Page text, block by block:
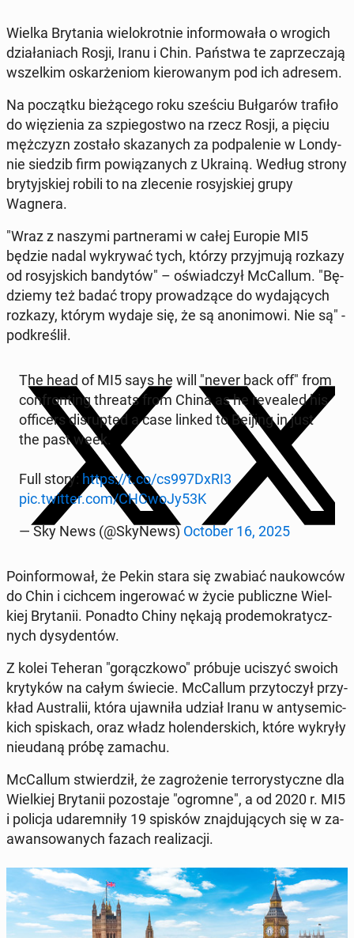
Wielka Bry­ta­nia wie­lo­krot­nie in­for­mo­wa­ła o wrogich
dzia­ła­niach Rosji, Iranu i Chin. Państwa te za­prze­cza­ją
wszel­kim oskar­że­niom kie­ro­wa­nym pod ich adresem.
Na po­cząt­ku bie­żą­ce­go roku sześciu Buł­ga­rów trafiło
do wię­zie­nia za szpie­go­stwo na rzecz Rosji, a pięciu
męż­czyzn zostało ska­za­nych za pod­pa­le­nie w Lon­dy­
nie siedzib firm po­wią­za­nych z Ukrainą. Według strony
bry­tyj­skiej robili to na zle­ce­nie ro­syj­skiej grupy
Wagnera.
"Wraz z naszymi part­ne­ra­mi w całej Europie MI5
będzie nadal wy­kry­wać tych, którzy przyj­mu­ją rozkazy
od ro­syj­skich ban­dy­tów" – oświad­czył McCal­lum. "Bę­
dzie­my też badać tropy pro­wa­dzą­ce do wy­da­ją­cych
rozkazy, którym wydaje się, że są ano­ni­mo­wi. Nie są" -
pod­kre­ślił.
The head of MI5 says he will "never back off" from
con­fron­ting threats from China as he re­ve­aled his
of­fi­cers di­srup­ted a case linked to Beijing in just
the past week.
Full story: https://t.co/cs997DxRI3
pic.twitter.com/CHCwoJy53K
— Sky News (@SkyNews) October 16, 2025
Po­in­for­mo­wał, że Pekin stara się zwabiać na­ukow­ców
do Chin i cichcem in­ge­ro­wać w życie pu­blicz­ne Wiel­
kiej Bry­ta­nii. Ponadto Chiny nękają pro­de­mo­kra­tycz­
nych dy­sy­den­tów.
Z kolei Teheran "go­rącz­ko­wo" próbuje uciszyć swoich
kry­ty­ków na całym świecie. McCal­lum przy­to­czył przy­
kład Au­stra­lii, która ujaw­ni­ła udział Iranu w an­ty­se­mic­
kich spi­skach, oraz władz ho­len­der­skich, które wykryły
nie­uda­ną próbę zamachu.
McCal­lum stwier­dził, że za­gro­że­nie ter­ro­ry­stycz­ne dla
Wiel­kiej Bry­ta­nii po­zo­sta­je "ogromne", a od 2020 r. MI5
i policja uda­rem­ni­ły 19 spisków znaj­du­ją­cych się w za­
awan­so­wa­nych fazach re­ali­za­cji.